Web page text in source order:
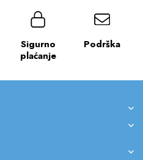
Sigurno
plaćanje
Podrška